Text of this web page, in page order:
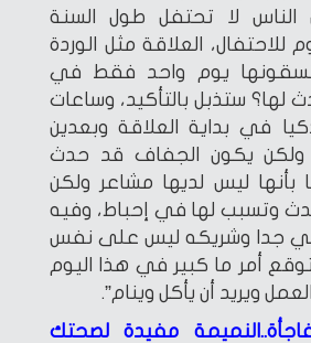
الناس لا تحتفل طول السنة
للاحتفال، العلاقة مثل الوردة
تسقونها يوم واحد فقط في
لها؟ ستذبل بالتأكيد، وساعات
في بداية العلاقة وبعدين
ولكن يكون الجفاف قد حدث
بأنها ليس لديها مشاعر ولكن
وتسبب لها في إحباط، وفيه
جدا وشريكه ليس على نفس
أمر ما كبير في هذا اليوم
ويريد أن يأكل وينام”.
مفيدة لصحتك